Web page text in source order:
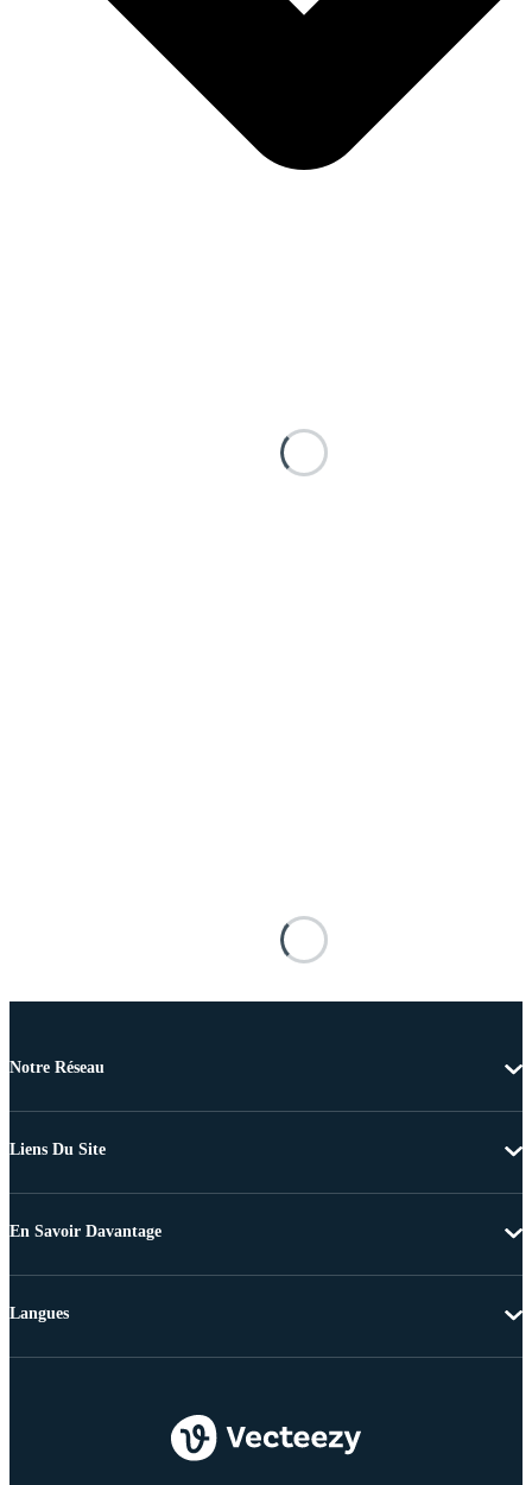
Notre Réseau
Liens Du Site
En Savoir Davantage
Langues